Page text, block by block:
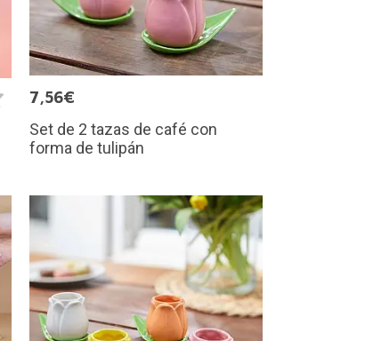
7,56€
Set de 2 tazas de café con
forma de tulipán